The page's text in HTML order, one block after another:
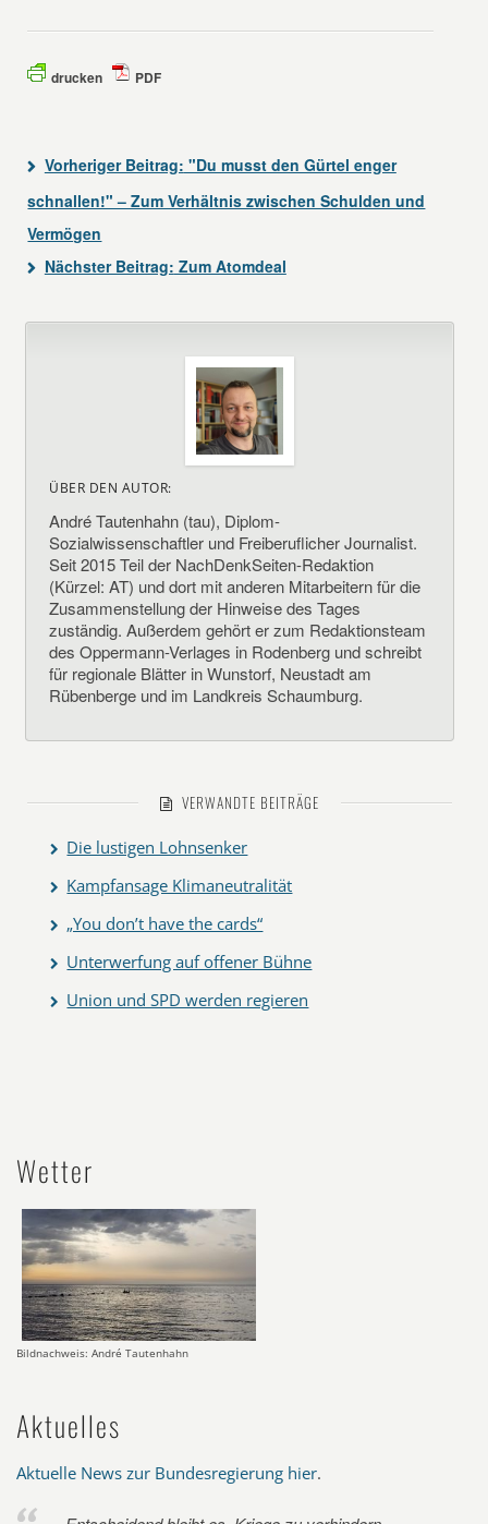
drucken PDF
Vorheriger Beitrag: "Du musst den Gürtel enger
schnallen!" – Zum Verhältnis zwischen Schulden und
Vermögen
Nächster Beitrag: Zum Atomdeal
ÜBER DEN AUTOR:
André Tautenhahn (tau), Diplom-
Sozialwissenschaftler und Freiberuflicher Journalist.
Seit 2015 Teil der NachDenkSeiten-Redaktion
(Kürzel: AT) und dort mit anderen Mitarbeitern für die
Zusammenstellung der Hinweise des Tages
zuständig. Außerdem gehört er zum Redaktionsteam
des Oppermann-Verlages in Rodenberg und schreibt
für regionale Blätter in Wunstorf, Neustadt am
Rübenberge und im Landkreis Schaumburg.
VERWANDTE BEITRÄGE
Die lustigen Lohnsenker
Kampfansage Klimaneutralität
„You don’t have the cards“
Unterwerfung auf offener Bühne
Union und SPD werden regieren
Wetter
Bildnachweis: André Tautenhahn
Aktuelles
Aktuelle News zur Bundesregierung hier.